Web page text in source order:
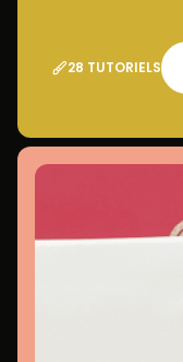
28 TUTORIELS